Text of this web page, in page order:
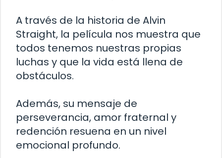
A través de la historia de Alvin
Straight, la película nos muestra que
todos tenemos nuestras propias
luchas y que la vida está llena de
obstáculos.
Además, su mensaje de
perseverancia, amor fraternal y
redención resuena en un nivel
emocional profundo.